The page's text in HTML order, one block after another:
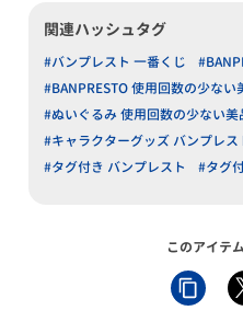
関連ハッシュタグ
#バンプレスト 一番くじ
#BANPRESTO 使用回数の少ない
#ぬいぐるみ 使用回数の少ない美
#キャラクターグッズ バンプレス
#タグ付き バンプレスト
#タグ
このアイテ